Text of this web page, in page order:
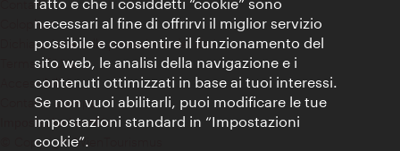
Contatti
Colophon
Dichiarazione sulla protezione dei dati
Terms of Use
Accessibilità
Contatto stampa
Impostazioni cookie
© Copyright WienTourismus
necessari al fine di offrirvi il miglior servizio
possibile e consentire il funzionamento del
sito web, le analisi della navigazione e i
contenuti ottimizzati in base ai tuoi interessi.
Se non vuoi abilitarli, puoi modificare le tue
impostazioni standard in “Impostazioni
cookie”.